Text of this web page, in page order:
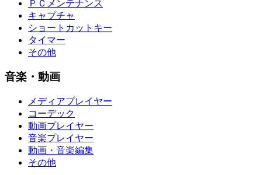
ＰＣメンテナンス
キャプチャ
ショートカットキー
タイマー
その他
音楽・動画
メディアプレイヤー
コーデック
動画プレイヤー
音楽プレイヤー
動画・音楽編集
その他